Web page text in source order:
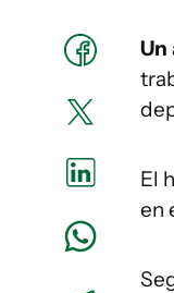
Un
El
en